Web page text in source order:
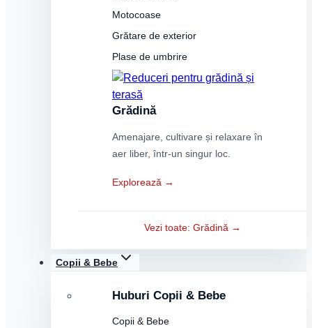
Motocoase
Grătare de exterior
Plase de umbrire
Grădină
Amenajare, cultivare și relaxare în
aer liber, într-un singur loc.
Explorează →
Vezi toate: Grădină →
Copii & Bebe
Huburi Copii & Bebe
Copii & Bebe